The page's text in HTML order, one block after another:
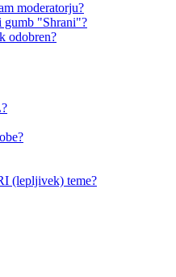
moderatorju?
gumb "Shrani"?
odobren?
(lepljivek) teme?